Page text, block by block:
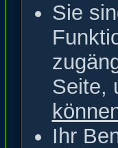
Sie
Seite,
Ihr